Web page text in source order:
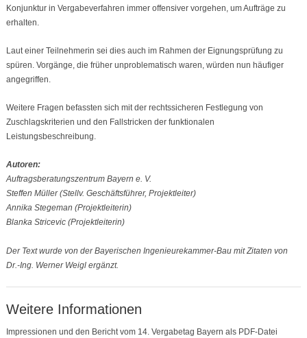
Konjunktur in Vergabeverfahren immer offensiver vorgehen, um Aufträge zu
erhalten.
Laut einer Teilnehmerin sei dies auch im Rahmen der Eignungsprüfung zu
spüren. Vorgänge, die früher unproblematisch waren, würden nun häufiger
angegriffen.
Weitere Fragen befassten sich mit der rechtssicheren Festlegung von
Zuschlagskriterien und den Fallstricken der funktionalen
Leistungsbeschreibung.
Autoren:
Auftragsberatungszentrum Bayern e. V.
Steffen Müller (Stellv. Geschäftsführer, Projektleiter)
Annika Stegeman (Projektleiterin)
Blanka Stricevic (Projektleiterin)
Der Text wurde von der Bayerischen Ingenieurekammer-Bau mit Zitaten von
Dr.-Ing. Werner Weigl ergänzt.
Weitere Informationen
Impressionen und den Bericht vom 14. Vergabetag Bayern als PDF-Datei